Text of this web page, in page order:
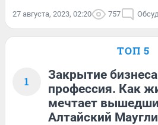
27 августа, 2023, 02:20 757
ТОП 5
1
Закрытие
профессия. Как
мечтает
Алтайский Маугли